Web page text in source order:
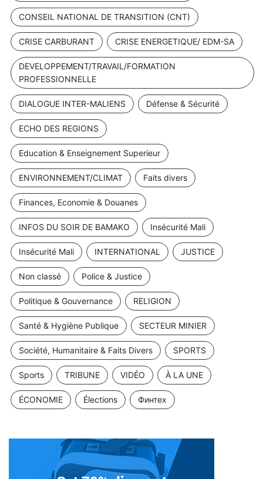
CONSEIL NATIONAL DE TRANSITION (CNT)
CRISE CARBURANT CRISE ENERGETIQUE/ EDM-SA
DEVELOPPEMENT/TRAVAIL/FORMATION
PROFESSIONNELLE
DIALOGUE INTER-MALIENS Défense & Sécurité
ECHO DES REGIONS
Education & Enseignement Superieur
ENVIRONNEMENT/CLIMAT Faits divers
Finances, Economie & Douanes
INFOS DU SOIR DE BAMAKO Insécurité Mali
Insécurité Mali INTERNATIONAL JUSTICE
Non classé Police & Justice
Politique & Gouvernance RELIGION
Santé & Hygiène Publique SECTEUR MINIER
Société, Humanitaire & Faits Divers SPORTS
Sports TRIBUNE VIDÉO À LA UNE
ÉCONOMIE Élections Финтех